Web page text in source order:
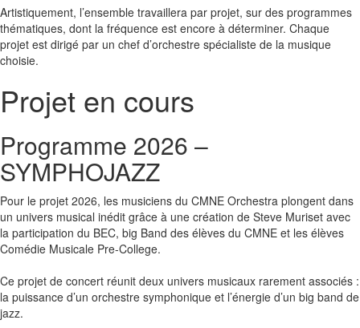
Artistiquement, l’ensemble travaillera par projet, sur des programmes
thématiques, dont la fréquence est encore à déterminer. Chaque
projet est dirigé par un chef d’orchestre spécialiste de la musique
choisie.
Projet en cours
Programme 2026 –
SYMPHOJAZZ
Pour le projet 2026, les musiciens du CMNE Orchestra plongent dans
un univers musical inédit grâce à une création de Steve Muriset avec
la participation du BEC, big Band des élèves du CMNE et les élèves
Comédie Musicale Pre-College.
Ce projet de concert réunit deux univers musicaux rarement associés :
la puissance d’un orchestre symphonique et l’énergie d’un big band de
jazz.